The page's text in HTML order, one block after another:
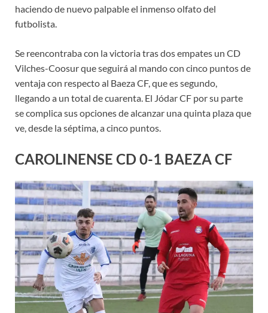
haciendo de nuevo palpable el inmenso olfato del
futbolista.
Se reencontraba con la victoria tras dos empates un CD
Vilches-Coosur que seguirá al mando con cinco puntos de
ventaja con respecto al Baeza CF, que es segundo,
llegando a un total de cuarenta. El Jódar CF por su parte
se complica sus opciones de alcanzar una quinta plaza que
ve, desde la séptima, a cinco puntos.
CAROLINENSE CD 0-1 BAEZA CF